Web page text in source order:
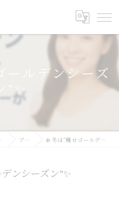
ールデンシーズ
”✨
Lab ブログ ❄️ 冬は“痩せゴールデンシーズン”✨
ンシーズン”✨